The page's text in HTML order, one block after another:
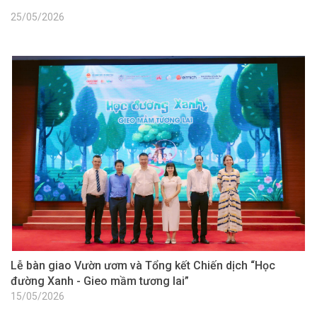
25/05/2026
Lễ bàn giao Vườn ươm và Tổng kết Chiến dịch “Học
đường Xanh - Gieo mầm tương lai”
15/05/2026